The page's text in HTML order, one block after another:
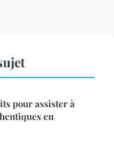
pour assister à
en